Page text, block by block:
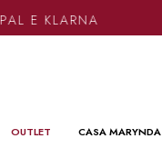
E KLARNA
OUTLET CASA MARYNDA